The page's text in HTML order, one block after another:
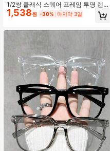
1/2쌍 클래식 스퀘어 프레임 투명 렌즈
안경, 미니멀리스트 패션 장식 안경,
유니섹스 컴퓨터 안경
1,538원 -30% 마지막 3일